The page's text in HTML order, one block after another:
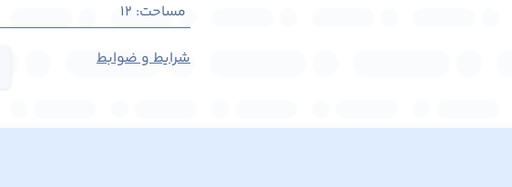
مساحت:
12
شرایط و ضوابط